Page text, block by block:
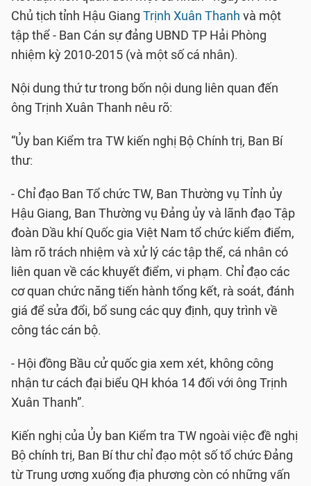
Chủ tịch tỉnh Hậu Giang Trịnh Xuân Thanh và một
tập thể - Ban Cán sự đảng UBND TP Hải Phòng
nhiệm kỳ 2010-2015 (và một số cá nhân).
Nội dung thứ tư trong bốn nội dung liên quan đến
ông Trịnh Xuân Thanh nêu rõ:
“Ủy ban Kiểm tra TW kiến nghị Bộ Chính trị, Ban Bí
thư:
- Chỉ đạo Ban Tổ chức TW, Ban Thường vụ Tỉnh ủy
Hậu Giang, Ban Thường vụ Đảng ủy và lãnh đạo Tập
đoàn Dầu khí Quốc gia Việt Nam tổ chức kiểm điểm,
làm rõ trách nhiệm và xử lý các tập thể, cá nhân có
liên quan về các khuyết điểm, vi phạm. Chỉ đạo các
cơ quan chức năng tiến hành tổng kết, rà soát, đánh
giá để sửa đổi, bổ sung các quy định, quy trình về
công tác cán bộ.
- Hội đồng Bầu cử quốc gia xem xét, không công
nhận tư cách đại biểu QH khóa 14 đối với ông Trịnh
Xuân Thanh”.
Kiến nghị của Ủy ban Kiểm tra TW ngoài việc đề nghị
Bộ chính trị, Ban Bí thư chỉ đạo một số tổ chức Đảng
từ Trung ương xuống địa phương còn có những vấn